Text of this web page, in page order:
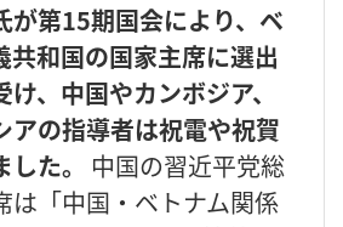
が第15期国会により、ベ
共和国の国家主席に選出
、中国やカンボジア、
アの指導者は祝電や祝賀
た。
中国の習近平党総
は「中国・ベトナム関係